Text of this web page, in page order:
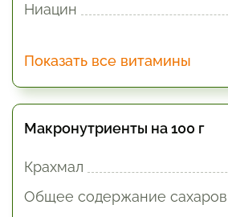
Ниацин
Показать все витамины
Макронутриенты на 100 г
Крахмал
Общее содержание сахаров